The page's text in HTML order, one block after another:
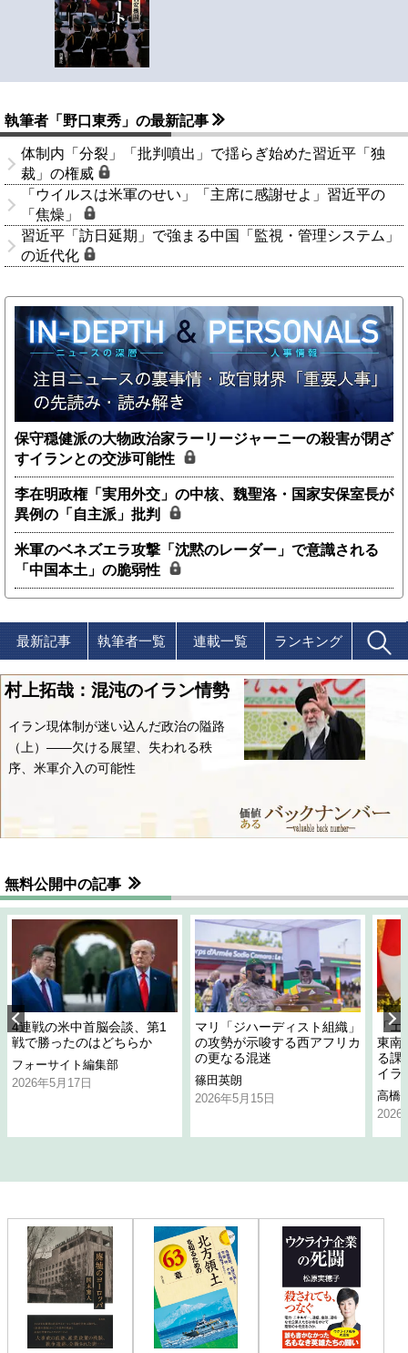
執筆者「野口東秀」の最新記事
体制内「分裂」「批判噴出」で揺らぎ始めた習近平「独
裁」の権威
「ウイルスは米軍のせい」「主席に感謝せよ」習近平の
「焦燥」
習近平「訪日延期」で強まる中国「監視・管理システム」
の近代化
保守穏健派の大物政治家ラーリージャーニーの殺害が閉ざ
すイランとの交渉可能性
李在明政権「実用外交」の中核、魏聖洛・国家安保室長が
異例の「自主派」批判
米軍のベネズエラ攻撃「沈黙のレーダー」で意識される
「中国本土」の脆弱性
最新記事 執筆者一覧 連載一覧 ランキング
村上拓哉：混沌のイラン情勢
イラン現体制が迷い込んだ政治の隘路
（上）――欠ける展望、失われる秩
序、米軍介入の可能性
無料公開中の記事
4連戦の米中首脳会談、第1
戦で勝ったのはどちらか
フォーサイト編集部
2026年5月17日
マリ「ジハーディスト組織」
の攻勢が示唆する西アフリカ
の更なる混迷
篠田英朗
2026年5月15日
「
東南
る課
イラ
高橋
2026